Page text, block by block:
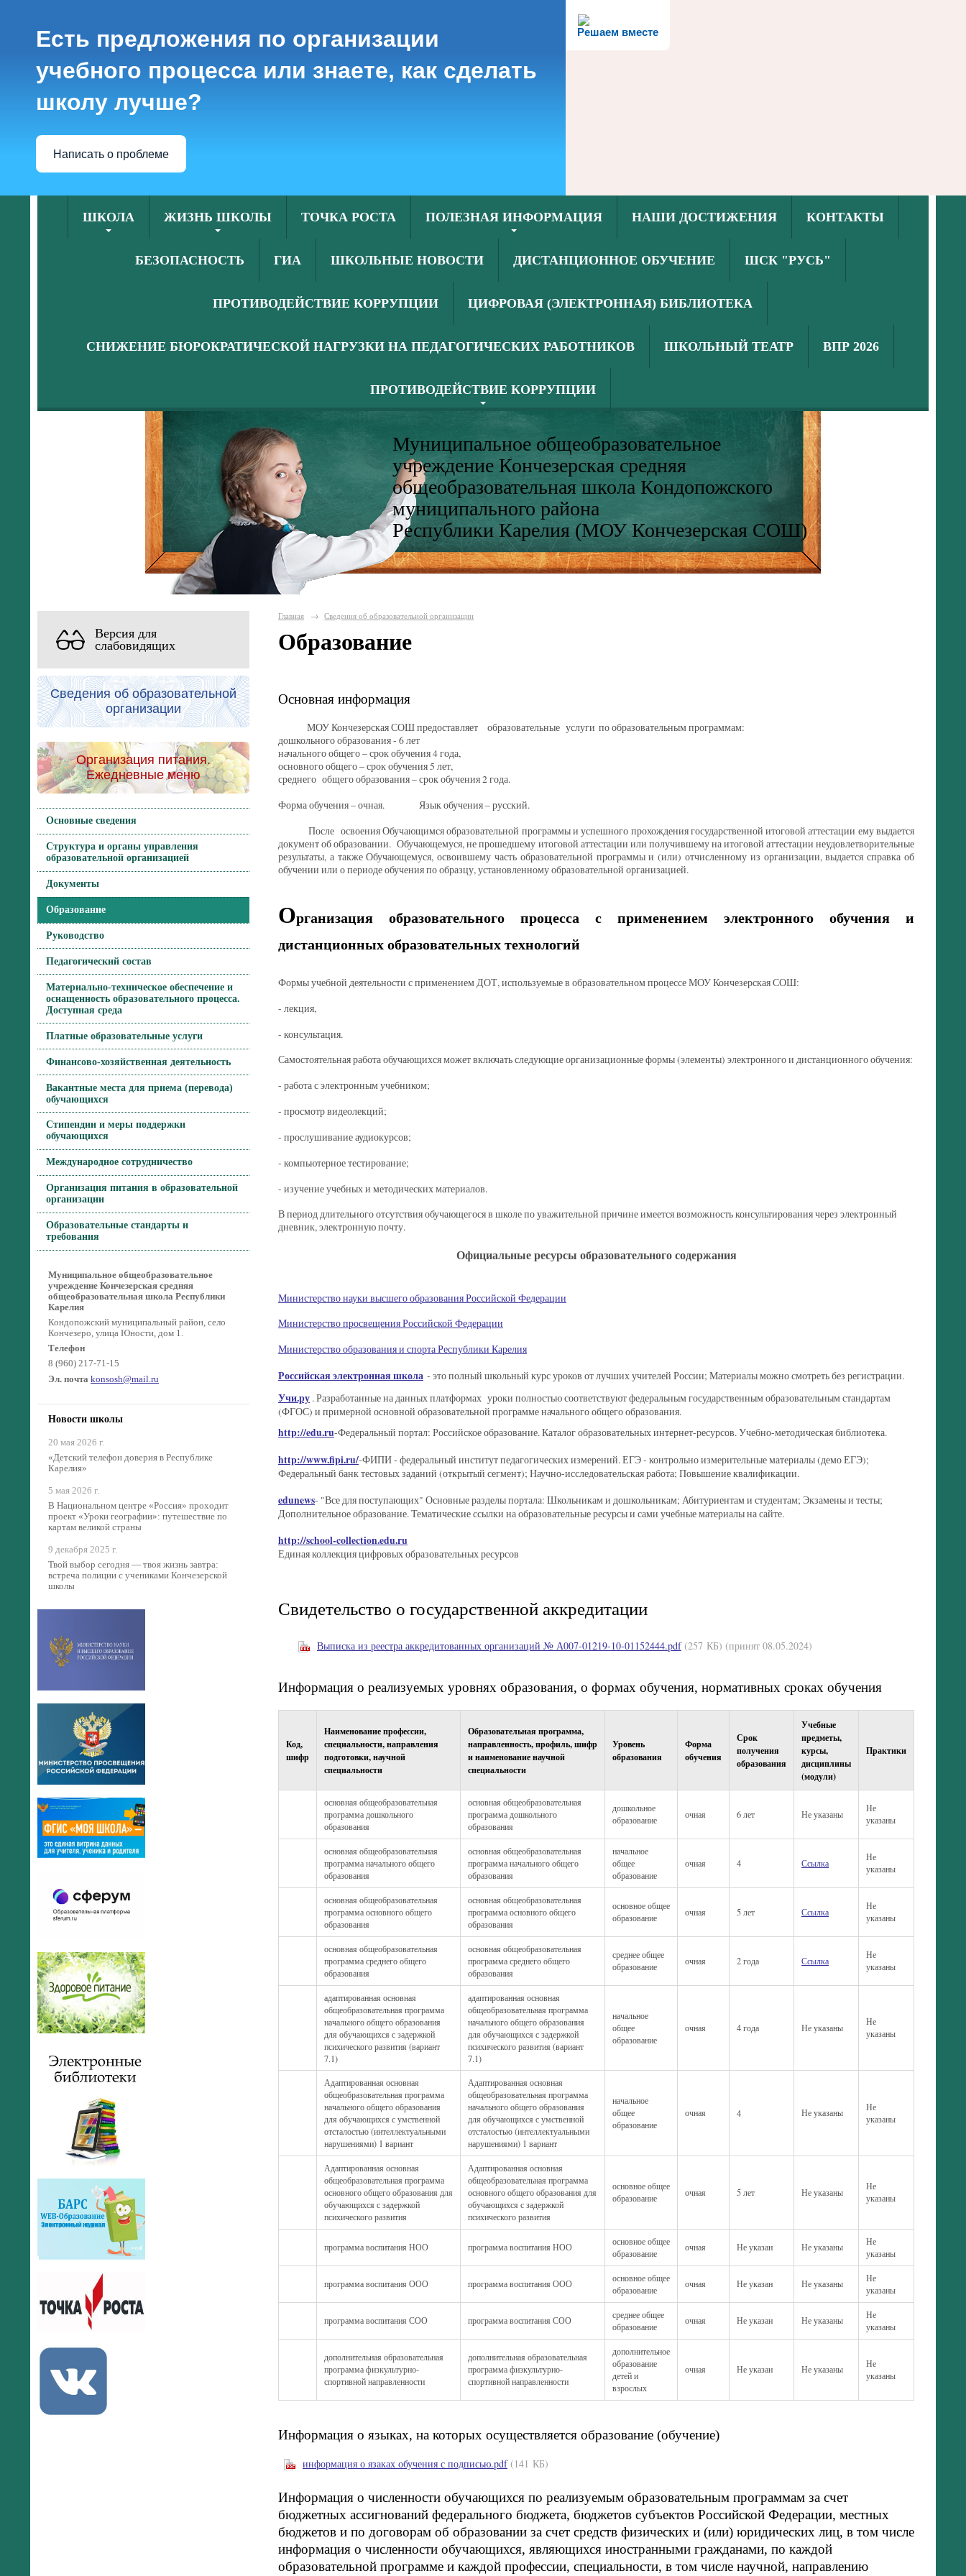
Решаем вместе
Есть предложения по организации
учебного процесса или знаете, как сделать
школу лучше?
Написать о проблеме
ШКОЛА ЖИЗНЬ ШКОЛЫ ТОЧКА РОСТА ПОЛЕЗНАЯ ИНФОРМАЦИЯ НАШИ ДОСТИЖЕНИЯ КОНТАКТЫ
БЕЗОПАСНОСТЬ ГИА ШКОЛЬНЫЕ НОВОСТИ ДИСТАНЦИОННОЕ ОБУЧЕНИЕ ШСК "РУСЬ"
ПРОТИВОДЕЙСТВИЕ КОРРУПЦИИ ЦИФРОВАЯ (ЭЛЕКТРОННАЯ) БИБЛИОТЕКА
СНИЖЕНИЕ БЮРОКРАТИЧЕСКОЙ НАГРУЗКИ НА ПЕДАГОГИЧЕСКИХ РАБОТНИКОВ ШКОЛЬНЫЙ ТЕАТР ВПР 2026
ПРОТИВОДЕЙСТВИЕ КОРРУПЦИИ
Муниципальное общеобразовательное
учреждение Кончезерская средняя
общеобразовательная школа Кондопожского
муниципального района
Республики Карелия (МОУ Кончезерская СОШ)
Версия для
слабовидящих
Сведения об образовательной
организации
Организация питания.
Ежедневные меню
Основные сведения
Структура и органы управления
образовательной организацией
Документы
Образование
Руководство
Педагогический состав
Материально-техническое обеспечение и
оснащенность образовательного процесса.
Доступная среда
Платные образовательные услуги
Финансово-хозяйственная деятельность
Вакантные места для приема (перевода)
обучающихся
Стипендии и меры поддержки
обучающихся
Международное сотрудничество
Организация питания в образовательной
организации
Образовательные стандарты и
требования
Муниципальное общеобразовательное
учреждение Кончезерская средняя
общеобразовательная школа Республики
Карелия
Кондопожский муниципальный район, село
Кончезеро, улица Юности, дом 1.
Телефон
8 (960) 217-71-15
Эл. почта konsosh@mail.ru
Новости школы
20 мая 2026 г.
«Детский телефон доверия в Республике
Карелия»
5 мая 2026 г.
В Национальном центре «Россия» проходит
проект «Уроки географии»: путешествие по
картам великой страны
9 декабря 2025 г.
Твой выбор сегодня — твоя жизнь завтра:
встреча полиции с учениками Кончезерской
школы
Главная → Сведения об образовательной организации
Образование
Основная информация
МОУ Кончезерская СОШ предоставляет образовательные услуги по образовательным программам:
дошкольного образования - 6 лет
начального общего – срок обучения 4 года,
основного общего – срок обучения 5 лет,
среднего общего образования – срок обучения 2 года.
Форма обучения – очная. Язык обучения – русский.
После освоения Обучающимся образовательной программы и успешного прохождения государственной итоговой аттестации ему выдается
документ об образовании. Обучающемуся, не прошедшему итоговой аттестации или получившему на итоговой аттестации неудовлетворительные
результаты, а также Обучающемуся, освоившему часть образовательной программы и (или) отчисленному из организации, выдается справка об
обучении или о периоде обучения по образцу, установленному образовательной организацией.
Организация образовательного процесса с применением электронного обучения и
дистанционных образовательных технологий
Формы учебной деятельности с применением ДОТ, используемые в образовательном процессе МОУ Кончезерская СОШ:
- лекция,
- консультация.
Самостоятельная работа обучающихся может включать следующие организационные формы (элементы) электронного и дистанционного обучения:
- работа с электронным учебником;
- просмотр видеолекций;
- прослушивание аудиокурсов;
- компьютерное тестирование;
- изучение учебных и методических материалов.
В период длительного отсутствия обучающегося в школе по уважительной причине имеется возможность консультирования через электронный
дневник, электронную почту.
Официальные ресурсы образовательного содержания
Министерство науки высшего образования Российской Федерации
Министерство просвещения Российской Федерации
Министерство образования и спорта Республики Карелия
Российская электронная школа - это полный школьный курс уроков от лучших учителей России; Материалы можно смотреть без регистрации.
Учи.ру . Разработанные на данных платформах уроки полностью соответствуют федеральным государственным образовательным стандартам
(ФГОС) и примерной основной образовательной программе начального общего образования.
http://edu.ru-Федеральный портал: Российское образование. Каталог образовательных интернет-ресурсов. Учебно-методическая библиотека.
http://www.fipi.ru/-ФИПИ - федеральный институт педагогических измерений. ЕГЭ - контрольно измерительные материалы (демо ЕГЭ);
Федеральный банк тестовых заданий (открытый сегмент); Научно-исследовательская работа; Повышение квалификации.
edunews- "Все для поступающих" Основные разделы портала: Школьникам и дошкольникам; Абитуриентам и студентам; Экзамены и тесты;
Дополнительное образование. Тематические ссылки на образовательные ресурсы и сами учебные материалы на сайте.
http://school-collection.edu.ru
Единая коллекция цифровых образовательных ресурсов
Свидетельство о государственной аккредитации
Выписка из реестра аккредитованных организаций № А007-01219-10-01152444.pdf (257 КБ) (принят 08.05.2024)
Информация о реализуемых уровнях образования, о формах обучения, нормативных сроках обучения
Код,
шифр
Наименование профессии,
специальности, направления
подготовки, научной
специальности
Образовательная программа,
направленность, профиль, шифр
и наименование научной
специальности
Уровень
образования
Форма
обучения
Срок
получения
образования
Учебные
предметы,
курсы,
дисциплины
(модули)
Практики
основная общеобразовательная
программа дошкольного
образования
основная общеобразовательная
программа дошкольного
образования
дошкольное
образование
очная 6 лет Не указаны
Не
указаны
основная общеобразовательная
программа начального общего
образования
основная общеобразовательная
программа начального общего
образования
начальное
общее
образование
очная 4 Ссылка
Не
указаны
основная общеобразовательная
программа основного общего
образования
основная общеобразовательная
программа основного общего
образования
основное общее
образование
очная 5 лет Ссылка
Не
указаны
основная общеобразовательная
программа среднего общего
образования
основная общеобразовательная
программа среднего общего
образования
среднее общее
образование
очная 2 года Ссылка
Не
указаны
адаптированная основная
общеобразовательная программа
начального общего образования
для обучающихся с задержкой
психического развития (вариант
7.1)
адаптированная основная
общеобразовательная программа
начального общего образования
для обучающихся с задержкой
психического развития (вариант
7.1)
начальное
общее
образование
очная 4 года Не указаны
Не
указаны
Адаптированная основная
общеобразовательная программа
начального общего образования
для обучающихся с умственной
отсталостью (интеллектуальными
нарушениями) 1 вариант
Адаптированная основная
общеобразовательная программа
начального общего образования
для обучающихся с умственной
отсталостью (интеллектуальными
нарушениями) 1 вариант
начальное
общее
образование
очная 4 Не указаны
Не
указаны
Адаптированная основная
общеобразовательная программа
основного общего образования для
обучающихся с задержкой
психического развития
Адаптированная основная
общеобразовательная программа
основного общего образования для
обучающихся с задержкой
психического развития
основное общее
образование
очная 5 лет Не указаны
Не
указаны
программа воспитания НОО программа воспитания НОО
основное общее
образование
очная Не указан Не указаны
Не
указаны
программа воспитания ООО программа воспитания ООО
основное общее
образование
очная Не указан Не указаны
Не
указаны
программа воспитания СОО программа воспитания СОО
среднее общее
образование
очная Не указан Не указаны
Не
указаны
дополнительная образовательная
программа физкультурно-
спортивной направленности
дополнительная образовательная
программа физкультурно-
спортивной направленности
дополнительное
образование
детей и
взрослых
очная Не указан Не указаны
Не
указаны
Информация о языках, на которых осуществляется образование (обучение)
информация о язаках обучения с подписью.pdf (141 КБ)
Информация о численности обучающихся по реализуемым образовательным программам за счет
бюджетных ассигнований федерального бюджета, бюджетов субъектов Российской Федерации, местных
бюджетов и по договорам об образовании за счет средств физических и (или) юридических лиц, в том числе
информация о численности обучающихся, являющихся иностранными гражданами, по каждой
образовательной программе и каждой профессии, специальности, в том числе научной, направлению